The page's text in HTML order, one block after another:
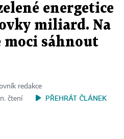
energetice
miliard. Na
moci sáhnout
redakce
čtení
PŘEHRÁT ČLÁNEK